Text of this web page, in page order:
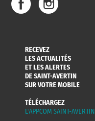
RECEVEZ
LES ACTUALITÉS
ET LES ALERTES
DE SAINT-AVERTIN
SUR VOTRE MOBILE
TÉLÉCHARGEZ
L'APPCOM SAINT-AVERTIN